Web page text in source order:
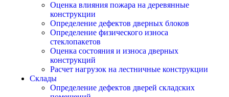
Оценка влияния пожара на деревянные
конструкции
Определение дефектов дверных блоков
Определение физического износа
стеклопакетов
Оценка состояния и износа дверных
конструкций
Расчет нагрузок на лестничные конструкции
Склады
Определение дефектов дверей складских